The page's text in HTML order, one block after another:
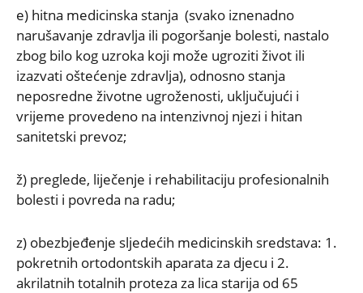
e) hitna medicinska stanja (svako iznenadno
narušavanje zdravlja ili pogoršanje bolesti, nastalo
zbog bilo kog uzroka koji može ugroziti život ili
izazvati oštećenje zdravlja), odnosno stanja
neposredne životne ugroženosti, uključujući i
vrijeme provedeno na intenzivnoj njezi i hitan
sanitetski prevoz;
ž) preglede, liječenje i rehabilitaciju profesionalnih
bolesti i povreda na radu;
z) obezbjeđenje sljedećih medicinskih sredstava: 1.
pokretnih ortodontskih aparata za djecu i 2.
akrilatnih totalnih proteza za lica starija od 65